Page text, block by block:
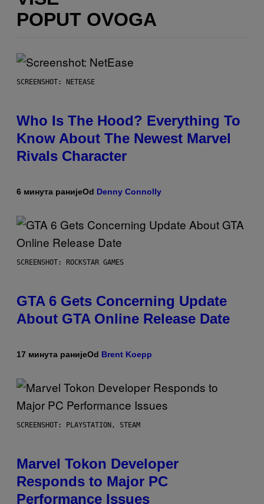
POPUT OVOGA
SCREENSHOT: NETEASE
Who Is The Hood? Everything To
Know About The Newest Marvel
Rivals Character
6 минута ранијеOd Denny Connolly
SCREENSHOT: ROCKSTAR GAMES
GTA 6 Gets Concerning Update
About GTA Online Release Date
17 минута ранијеOd Brent Koepp
SCREENSHOT: PLAYSTATION, STEAM
Marvel Tokon Developer
Responds to Major PC
Performance Issues